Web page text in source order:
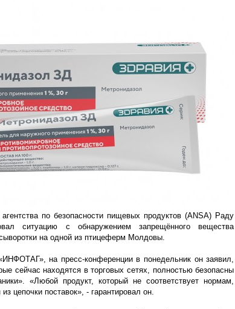
по безопасности пищевых продуктов (ANSA) Раду
ситуацию с обнаружением запрещённого вещества
на одной из птицеферм Молдовы.
на пресс-конференции в понедельник он заявил,
сейчас находятся в торговых сетях, полностью безопасны
«Любой продукт, который не соответствует нормам,
цепочки поставок», - гарантировал он.